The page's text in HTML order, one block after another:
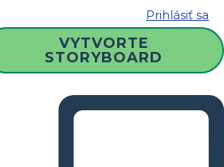
Prihlásiť sa
VYTVORTE
STORYBOARD